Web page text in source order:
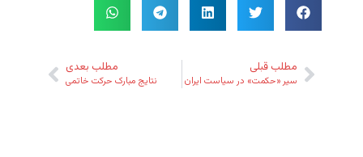
مطلب قبلی
سیر «حکمت» در سیاست ایران
مطلب بعدی
نتایج مبارک حرکت خاتمی